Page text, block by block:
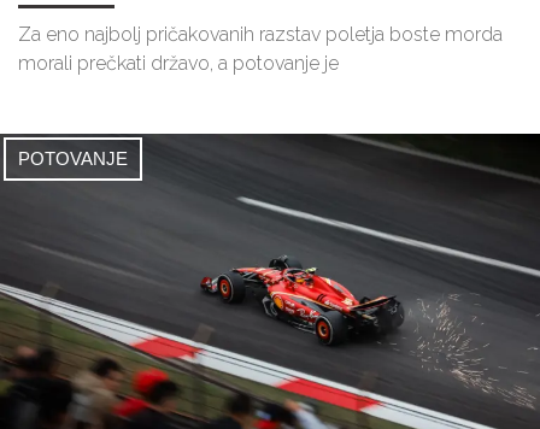
Za eno najbolj pričakovanih razstav poletja boste morda
morali prečkati državo, a potovanje je
POTOVANJE